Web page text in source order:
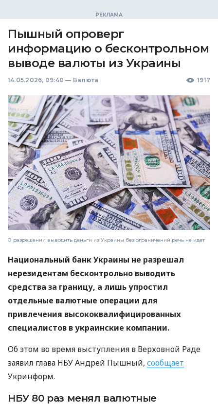
Пышный опроверг
информацию о бесконтрольном
выводе валюты из Украины
14.05.2026, 09:40 — Валюта 1917
О разрешении выводить деньги из Украины без ограничений речь не идет
Национальный банк Украины не разрешал
нерезидентам бесконтрольно выводить
средства за границу, а лишь упростил
отдельные валютные операции для
привлечения высококвалифицированных
специалистов в украинские компании.
Об этом во время выступления в Верховной Раде
заявил глава НБУ Андрей Пышный, сообщает
Укринформ.
НБУ 80 раз менял валютные